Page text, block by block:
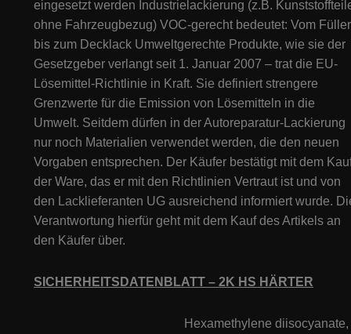
eingesetzt werden Industrielackierung (z.B.
ohne Fahrzeugbezug) VOC-gerecht bedeutet: Vom Füller
bis zum Decklack Umweltgerechte Produkte, wie sie der
Gesetzgeber verlangt seit 1. Januar 2007 – trat die EU-
Lösemittel-Richtlinie in Kraft. Sie definiert strengere
Grenzwerte für die Emission von Lösemitteln in die
Umwelt. Seitdem dürfen in der Autoreparatur-Lackierung
nur noch Materialien verwendet werden, die den neuen
Vorgaben entsprechen. Der Käufer bestätigt mit dem
der Ware, das er mit den Richtlinien Vertraut ist und von
den Lacklieferanten UG ausreichend informiert wurde.
Verantwortung hierfür geht mit dem Kauf des Artikels an
den Käufer über.
SICHERHEITSDATENBLATT – 2K HS HÄRTER
Hexamethylene diisocyanate,